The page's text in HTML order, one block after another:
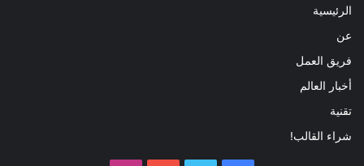
الرئيسية
عن
فريق العمل
أخبار العالم
تقنية
شراء القالب!